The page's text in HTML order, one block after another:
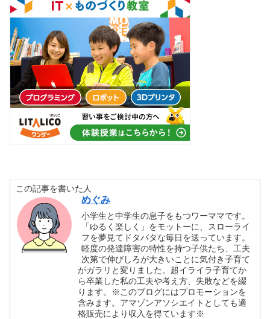
この記事を書いた人
めぐみ
小学生と中学生の息子をもつワーママです。
「ゆるく楽しく」をモットーに、スローライ
フを夢見てドタバタな毎日を送っています。
軽度の発達障害の特性を持つ子供たち、工夫
次第で伸びしろが大きいことに気付き子育て
がガラリと変りました。超イライラ子育てか
ら卒業した私の工夫や考え方、失敗などを綴
ります。※このブログにはプロモーションを
含みます。アマゾンアソシエイトとしても適
格販売により収入を得ています※